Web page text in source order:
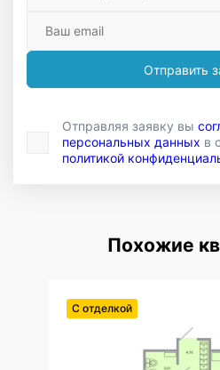
Отправить
Отправляя заявку вы
персональных данных в
политикой
Похожие
С отделкой